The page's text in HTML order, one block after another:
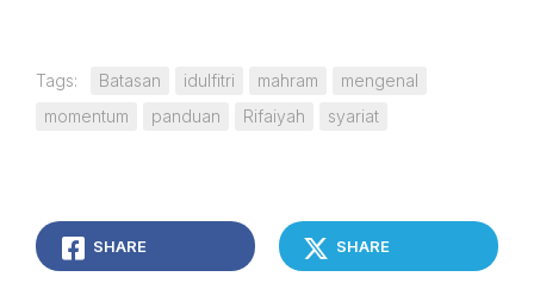
Tags: Batasan idulfitri mahram
mengenal
momentum
panduan Rifaiyah syariat
SHARE SHARE